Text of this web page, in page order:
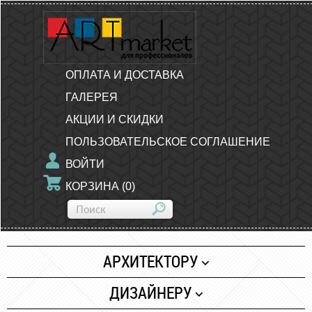
ОПЛАТА И ДОСТАВКА
ГАЛЕРЕЯ
АКЦИИ И СКИДКИ
ПОЛЬЗОВАТЕЛЬСКОЕ СОГЛАШЕНИЕ
ВОЙТИ
КОРЗИНА (0)
АРХИТЕКТОРУ
Бумага
ДИЗАЙНЕРУ